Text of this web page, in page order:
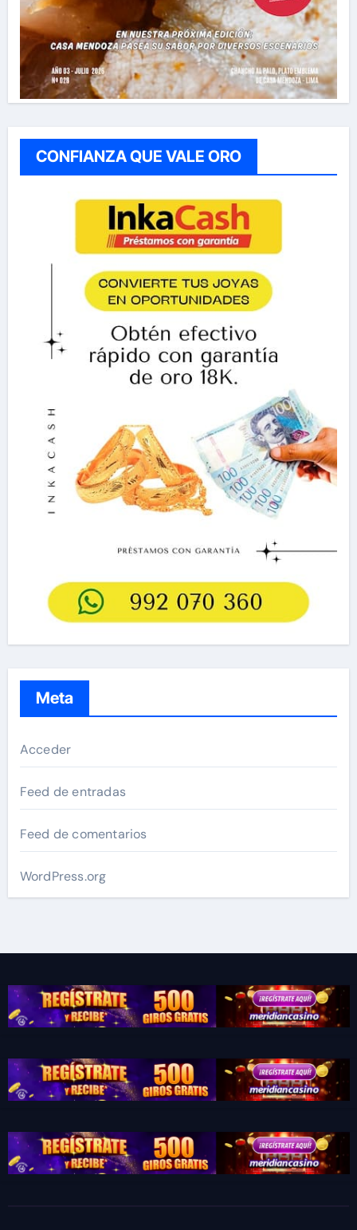
CONFIANZA QUE VALE ORO
Meta
Acceder
Feed de entradas
Feed de comentarios
WordPress.org